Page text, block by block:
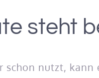
steht
schon nutzt,